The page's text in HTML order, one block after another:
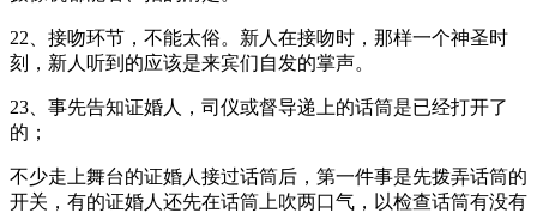
22、接吻环节，不能太俗。新人在接吻时，那样一个神圣时
刻，新人听到的应该是来宾们自发的掌声。
23、事先告知证婚人，司仪或督导递上的话筒是已经打开了
的；
不少走上舞台的证婚人接过话筒后，第一件事是先拨弄话筒的
开关，有的证婚人还先在话筒上吹两口气，以检查话筒有没有